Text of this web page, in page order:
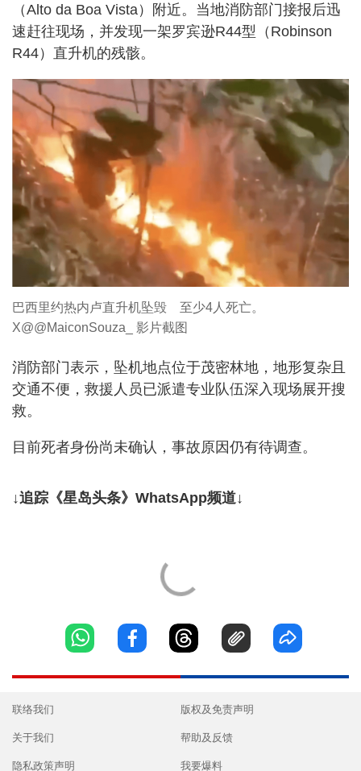
（Alto da Boa Vista）附近。当地消防部门接报后迅
速赶往现场，并发现一架罗宾逊R44型（Robinson
R44）直升机的残骸。
巴西里约热内卢直升机坠毁 至少4人死亡。
X@@MaiconSouza_ 影片截图
消防部门表示，坠机地点位于茂密林地，地形复杂且
交通不便，救援人员已派遣专业队伍深入现场展开搜
救。
目前死者身份尚未确认，事故原因仍有待调查。
↓追踪《星岛头条》WhatsApp频道↓
联络我们
关于我们
隐私政策声明
版权及免责声明
帮助及反馈
我要爆料